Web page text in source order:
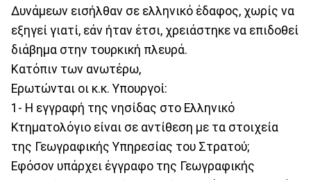
Δυνάμεων εισήλθαν σε ελληνικό έδαφος, χωρίς να
εξηγεί γιατί, εάν ήταν έτσι, χρειάστηκε να επιδοθεί
διάβημα στην τουρκική πλευρά.
Κατόπιν των ανωτέρω,
Ερωτώνται οι κ.κ. Υπουργοί:
1- Η εγγραφή της νησίδας στο Ελληνικό
Κτηματολόγιο είναι σε αντίθεση με τα στοιχεία
της Γεωγραφικής Υπηρεσίας του Στρατού;
Εφόσον υπάρχει έγγραφο της Γεωγραφικής